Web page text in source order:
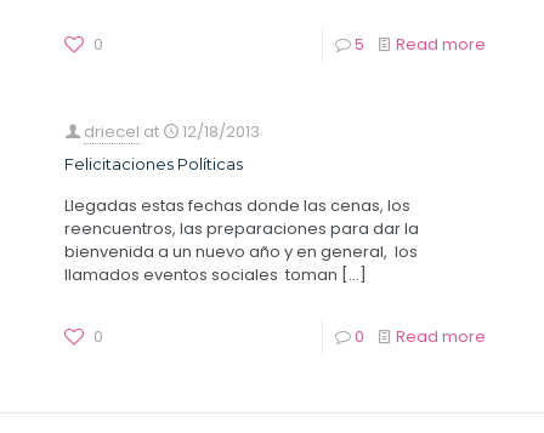
0 5 Read more
driecel at 12/18/2013
Felicitaciones Políticas
Llegadas estas fechas donde las cenas, los
reencuentros, las preparaciones para dar la
bienvenida a un nuevo año y en general, los
llamados eventos sociales toman […]
0 0 Read more